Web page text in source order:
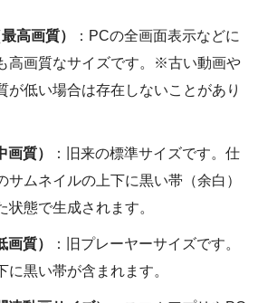
高画質）
：PCの全画面表示などに
高画質なサイズです。※古い動画や
が低い場合は存在しないことがあり
質）
：旧来の標準サイズです。仕
サムネイルの上下に黒い帯（余白）
状態で生成されます。
質）
：旧プレーヤーサイズです。
に黒い帯が含まれます。